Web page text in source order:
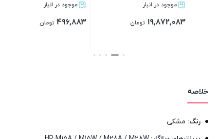
موجود در انبار
19,872,083 تومان
موجود در انبار
496,883 تومان
خلاصه
رنگ: مشکی